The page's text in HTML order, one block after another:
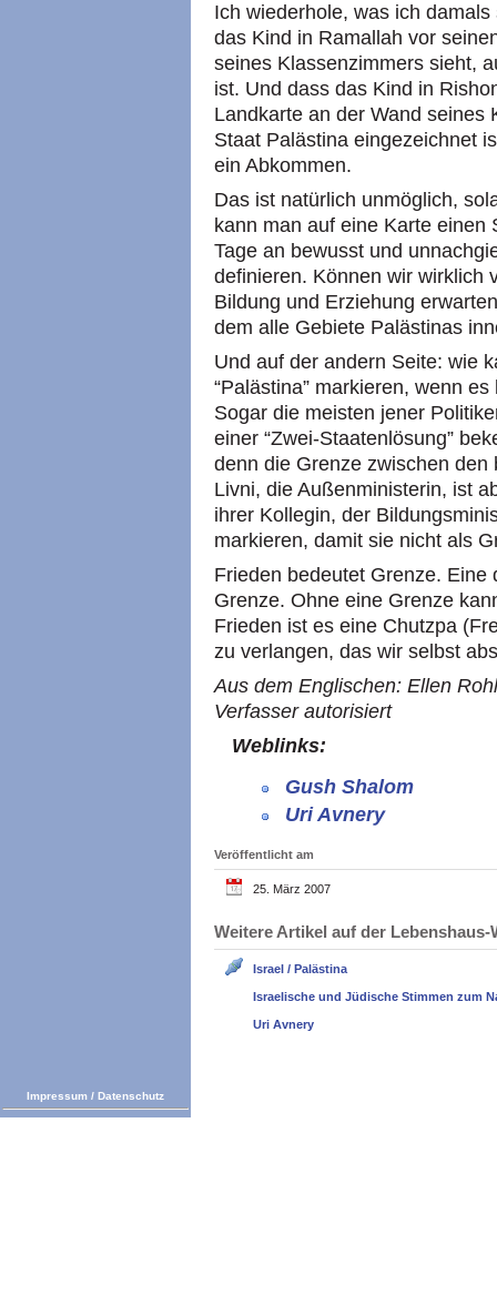
Ich wiederhole, was ich
das Kind in Ramallah vor
seines Klassenzimmers sieht,
ist. Und dass das Kind in
Landkarte an der Wand seines
Staat Palästina eingezeichnet
ein Abkommen.
Das ist natürlich unmöglich,
kann man auf eine Karte
Tage an bewusst und
definieren. Können wir wirklich
Bildung und Erziehung
dem alle Gebiete Palästinas
Und auf der andern Seite: wie
“Palästina” markieren, wenn
Sogar die meisten jener
einer “Zwei-Staatenlösung”
denn die Grenze zwischen
Livni, die Außenministerin, ist
ihrer Kollegin, der
markieren, damit sie nicht als
Frieden bedeutet Grenze.
Grenze. Ohne eine Grenze
Frieden ist es eine Chutzpa
zu verlangen, das wir selbst
Aus dem Englischen: Ellen
Verfasser autorisiert
Weblinks:
Gush Shalom
Uri Avnery
Veröffentlicht am
25. März 2007
Weitere Artikel auf der
Israel / Palästina
Israelische und Jüdische Stimmen zum
Uri Avnery
Impressum / Datenschutz